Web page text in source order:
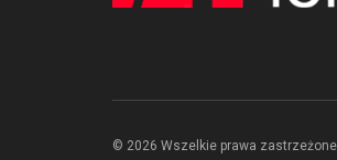
© 2026 Wszelkie prawa